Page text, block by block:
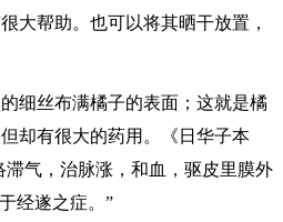
大帮助。也可以将其晒干放置，
细丝布满橘子的表面；这就是橘
却有很大的药用。《日华子本
气，治脉涨，和血，驱皮里膜外
经遂之症。”